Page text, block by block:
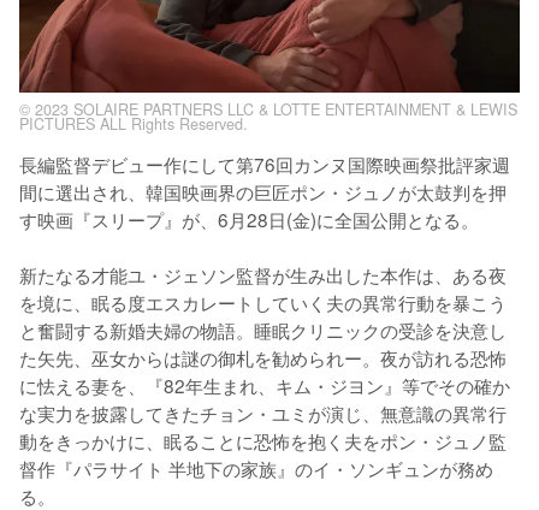
© 2023 SOLAIRE PARTNERS LLC & LOTTE ENTERTAINMENT & LEWIS
PICTURES ALL Rights Reserved.
⻑編監督デビュー作にして第76回カンヌ国際映画祭批評家週
間に選出され、韓国映画界の巨匠ポン・ジュノが太⿎判を押
す映画『スリープ』が、6⽉28⽇(⾦)に全国公開となる。
新たなる才能ユ・ジェソン監督が生み出した本作は、ある夜
を境に、眠る度エスカレートしていく夫の異常⾏動を暴こう
と奮闘する新婚夫婦の物語。睡眠クリニックの受診を決意し
た⽮先、巫⼥からは謎の御札を勧められー。夜が訪れる恐怖
に怯える妻を、『82年⽣まれ、キム・ジヨン』等でその確か
な実⼒を披露してきたチョン・ユミが演じ、無意識の異常⾏
動をきっかけに、眠ることに恐怖を抱く夫をポン・ジュノ監
督作『パラサイト 半地下の家族』のイ・ソンギュンが務め
る。